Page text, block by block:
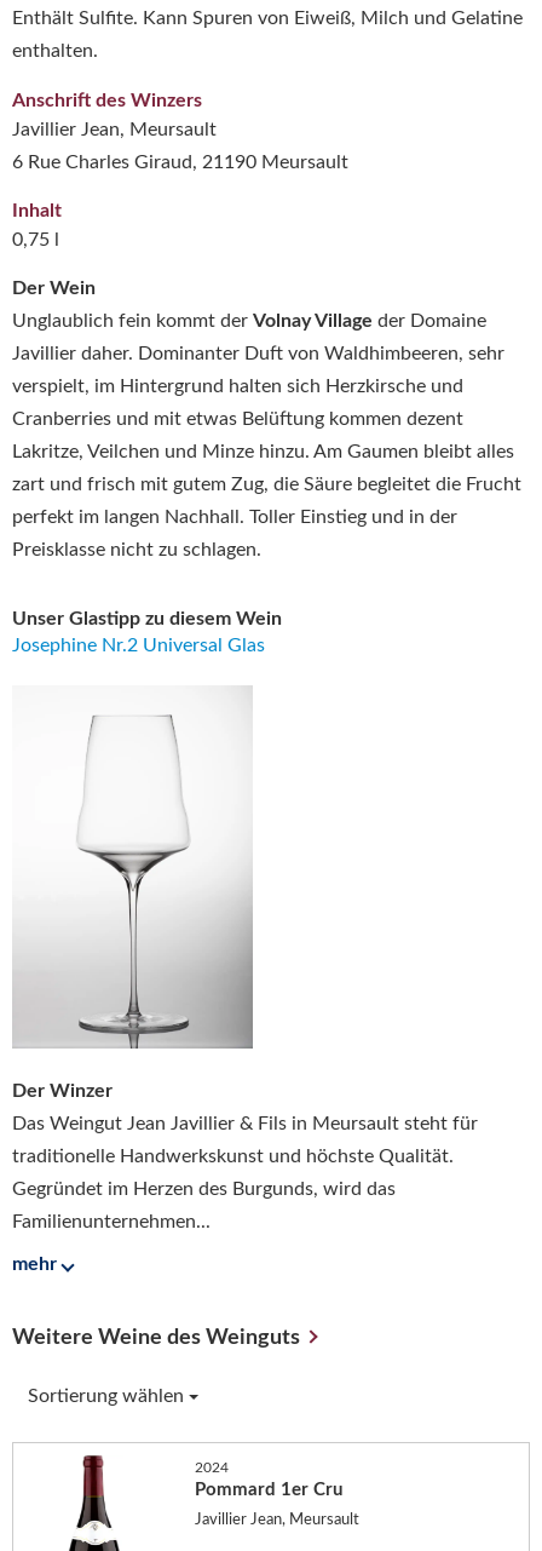
Der Wein
Unglaublich fein kommt der Volnay Village der Domaine
Javillier daher. Dominanter Duft von Waldhimbeeren, sehr
verspielt, im Hintergrund halten sich Herzkirsche und
Cranberries und mit etwas Belüftung kommen dezent
Lakritze, Veilchen und Minze hinzu. Am Gaumen bleibt alles
zart und frisch mit gutem Zug, die Säure begleitet die Frucht
perfekt im langen Nachhall. Toller Einstieg und in der
Preisklasse nicht zu schlagen.
Unser Glastipp zu diesem Wein
Josephine Nr.2 Universal Glas
Der Winzer
Das Weingut Jean Javillier & Fils in Meursault steht für
traditionelle Handwerkskunst und höchste Qualität.
Gegründet im Herzen des Burgunds, wird das
Familienunternehmen...
mehr
Enthält Sulfite. Kann Spuren von Eiweiß, Milch und Gelatine
enthalten.
Anschrift des Winzers
Javillier Jean, Meursault
6 Rue Charles Giraud, 21190 Meursault
Inhalt
0,75 l
Weitere Weine des Weinguts
Sortierung wählen
2024
Pommard 1er Cru
Javillier Jean, Meursault